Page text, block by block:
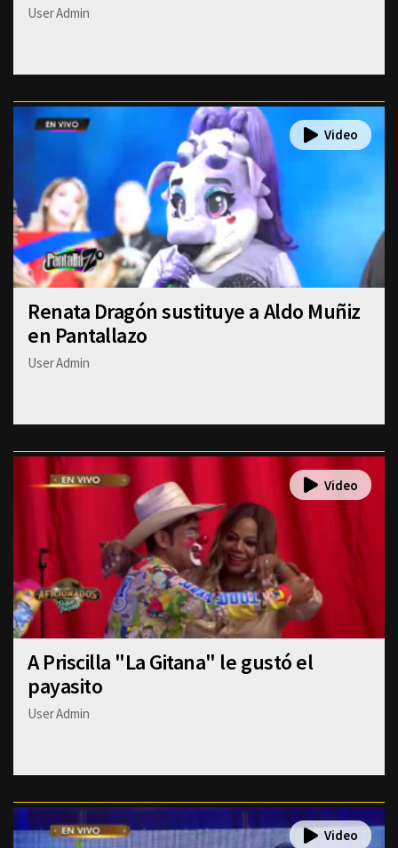
User Admin
Renata Dragón sustituye a Aldo Muñiz
en Pantallazo
User Admin
A Priscilla "La Gitana" le gustó el
payasito
User Admin